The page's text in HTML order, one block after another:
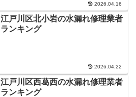
2026.04.16
江戸川区北小岩の水漏れ修理業者
ランキング
2026.04.22
江戸川区西葛西の水漏れ修理業者
ランキング